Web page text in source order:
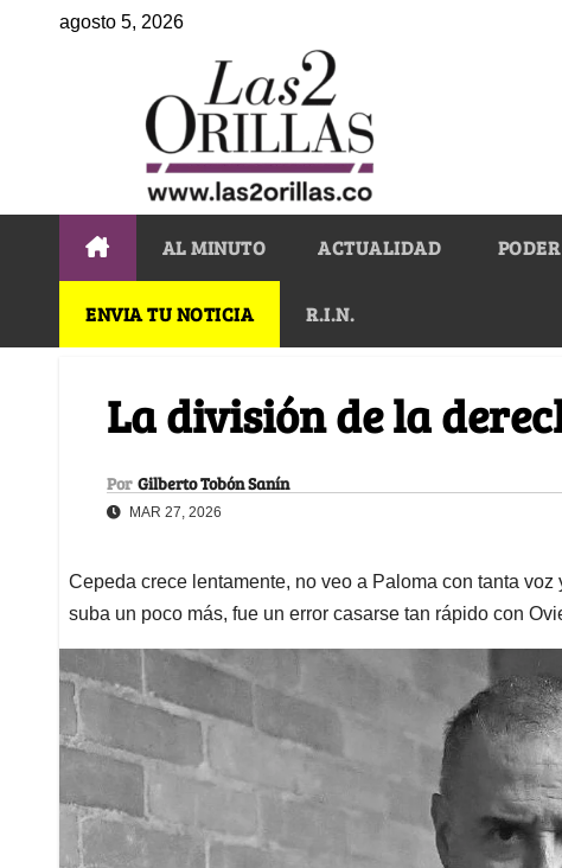
agosto 5, 2026
AL MINUTO ACTUALIDAD PODER
ENVIA TU NOTICIA R.I.N.
La división de la
Por Gilberto Tobón Sanín
MAR 27, 2026
Cepeda crece lentamente, no veo a Paloma con tanta
suba un poco más, fue un error casarse tan rápido con